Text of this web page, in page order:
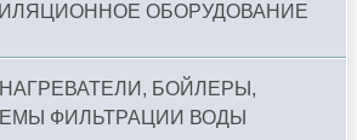
ОБОРУДОВАНИЕ
БОЙЛЕРЫ,
ФИЛЬТРАЦИИ ВОДЫ